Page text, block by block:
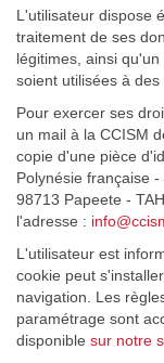
L'utilisateur dispose
traitement de ses
légitimes, ainsi
soient utilisées à
Pour exercer ses
un mail à la CCISM
copie d'une pièce
Polynésie française
98713 Papeete -
l'adresse :
L'utilisateur est
cookie peut
navigation. Les
paramétrage sont
disponible sur notre